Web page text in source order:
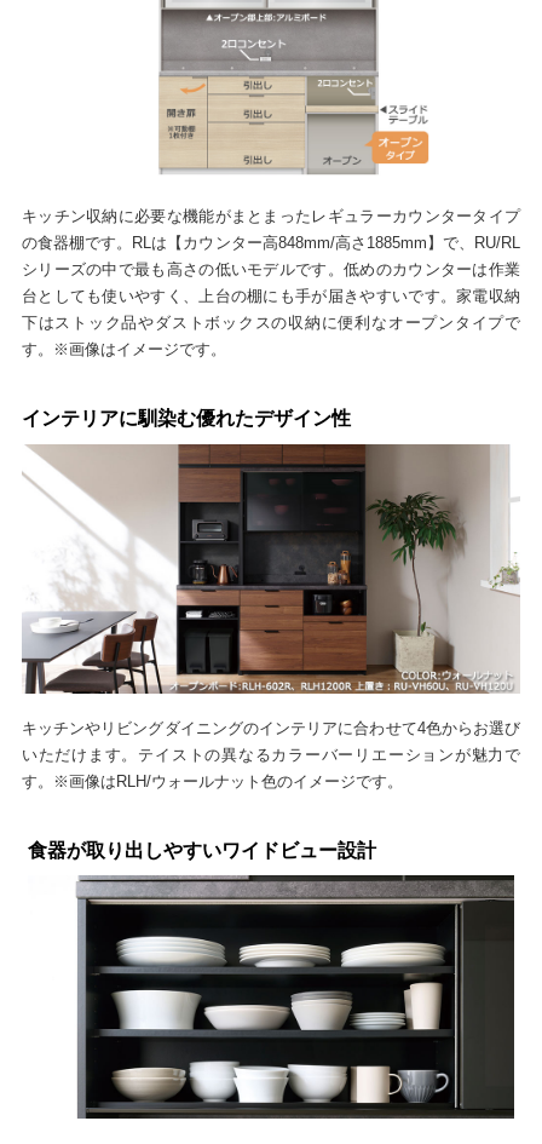
キッチン収納に必要な機能がまとまったレギュラーカウンタータイプ
の食器棚です。RLは【カウンター高848mm/高さ1885mm】で、RU/RL
シリーズの中で最も高さの低いモデルです。低めのカウンターは作業
台としても使いやすく、上台の棚にも手が届きやすいです。家電収納
下はストック品やダストボックスの収納に便利なオープンタイプで
す。※画像はイメージです。
インテリアに馴染む優れたデザイン性
キッチンやリビングダイニングのインテリアに合わせて4色からお選び
いただけます。テイストの異なるカラーバーリエーションが魅力で
す。※画像はRLH/ウォールナット色のイメージです。
食器が取り出しやすいワイドビュー設計